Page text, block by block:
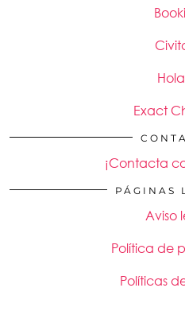
Exact
¡Contacta
PÁGINAS
Aviso
Política de
Políticas